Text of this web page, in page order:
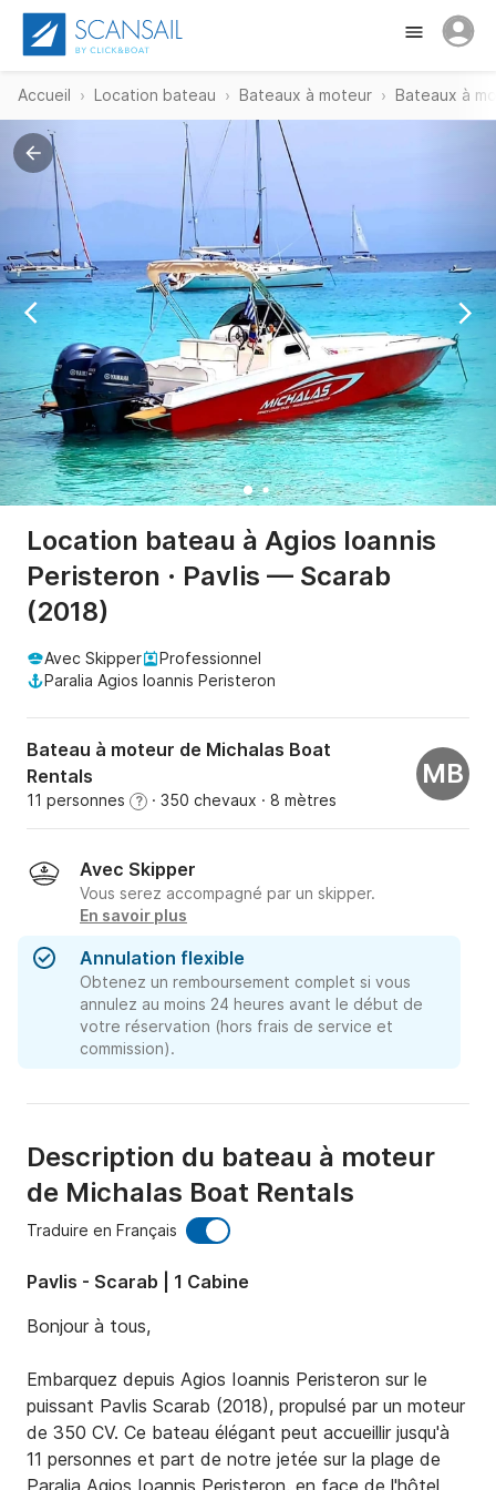
Accueil Location bateau Bateaux à moteur Bateaux à
Location bateau à Agios Ioannis
Peristeron · Pavlis — Scarab
(2018)
Avec Skipper
Professionnel
Paralia Agios Ioannis Peristeron
Bateau à moteur de Michalas Boat
Rentals
11 personnes ? · 350 chevaux · 8 mètres
MB
Avec Skipper
Vous serez accompagné par un skipper.
En savoir plus
Annulation flexible
Obtenez un remboursement complet si vous
annulez au moins 24 heures avant le début de
votre réservation (hors frais de service et
commission).
Description du bateau à moteur
de Michalas Boat Rentals
Traduire en Français
Pavlis - Scarab | 1 Cabine
Bonjour à tous,
Embarquez depuis Agios Ioannis Peristeron sur le
puissant Pavlis Scarab (2018), propulsé par un moteur
de 350 CV. Ce bateau élégant peut accueillir jusqu'à
11 personnes et part de notre jetée sur la plage de